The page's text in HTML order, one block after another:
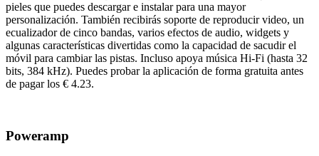
pieles que puedes descargar e instalar para una mayor
personalización. También recibirás soporte de reproducir video, un
ecualizador de cinco bandas, varios efectos de audio, widgets y
algunas características divertidas como la capacidad de sacudir el
móvil para cambiar las pistas. Incluso apoya música Hi-Fi (hasta 32
bits, 384 kHz). Puedes probar la aplicación de forma gratuita antes
de pagar los € 4.23.
Poweramp